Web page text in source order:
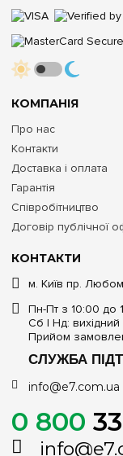
КОНТАКТИ
м. Київ пр.
Пн-Пт з 10:00 до
Сб | Нд: вихідний
Прийом
СЛУЖБА
info@e7.com.ua
0 800
КОМПАНІЯ
Про нас
Контакти
Доставка і оплата
Гарантія
Співробітництво
Договір публічної